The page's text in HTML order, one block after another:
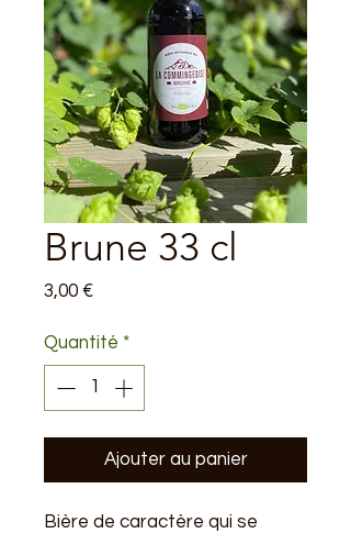
Brune 33 cl
3,00 €Prix
Quantité *
Ajouter au panier
Bière de caractère qui se